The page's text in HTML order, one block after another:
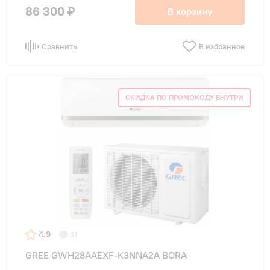
86 300 ₽ В корзину
Сравнить В избранное
СКИДКА ПО ПРОМОКОДУ ВНУТРИ
4.9 21
GREE GWH28AAEXF-K3NNA2A BORA